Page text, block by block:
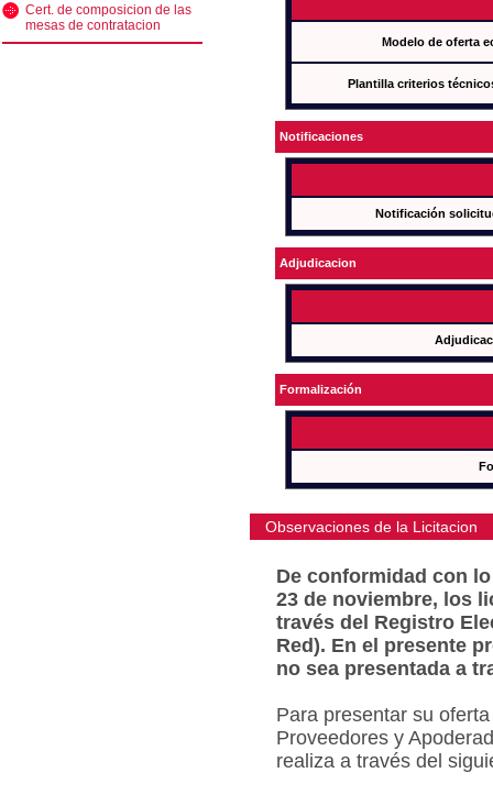
Cert. de composicion de las
mesas de contratacion
Modelo de oferta
Plantilla criterios
Notificaciones
Notificación
Adjudicacion
Formalización
Observaciones de la Licitacion
De conformidad con
23 de noviembre, los
través del Registro
Red). En el presente
no sea presentada a
Para presentar su
Proveedores y
realiza a través del